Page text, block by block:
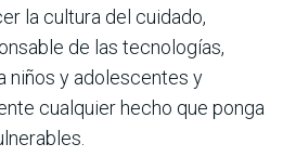
la cultura del cuidado,
de las tecnologías,
niños y adolescentes y
cualquier hecho que ponga